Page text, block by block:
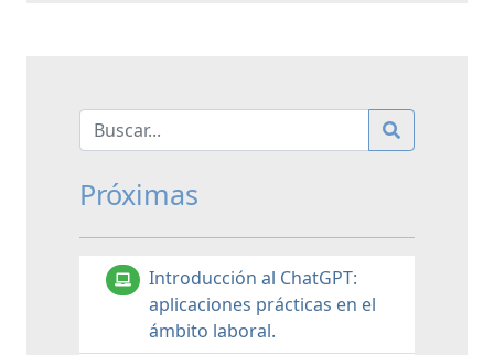
Próximas
Introducción al ChatGPT:
aplicaciones prácticas en el
ámbito laboral.